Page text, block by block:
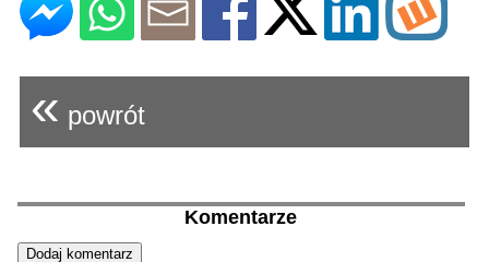
« powrót
Komentarze